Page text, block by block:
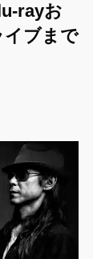
rayお
イブまで